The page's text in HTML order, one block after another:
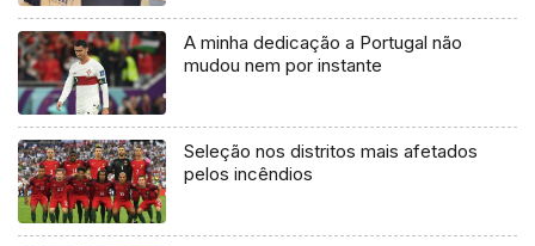
A minha dedicação a Portugal não
mudou nem por instante
Seleção nos distritos mais afetados
pelos incêndios